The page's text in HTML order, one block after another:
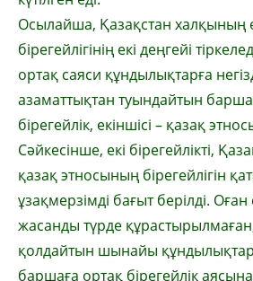
Осылайша, Қазақстан халқының
бірегейлігінің екі деңгейі
ортақ саяси құндылықтарға
азаматтықтан туындайтын
бірегейлік, екіншісі – қазақ
Сәйкесінше, екі бірегейлікті,
қазақ этносының біре­гейлігін
ұзақмерзімді бағыт берілді. Оған
жасанды түрде
қолдайтын шынайы құндылықтар
баршаға ортақ бірегейлік